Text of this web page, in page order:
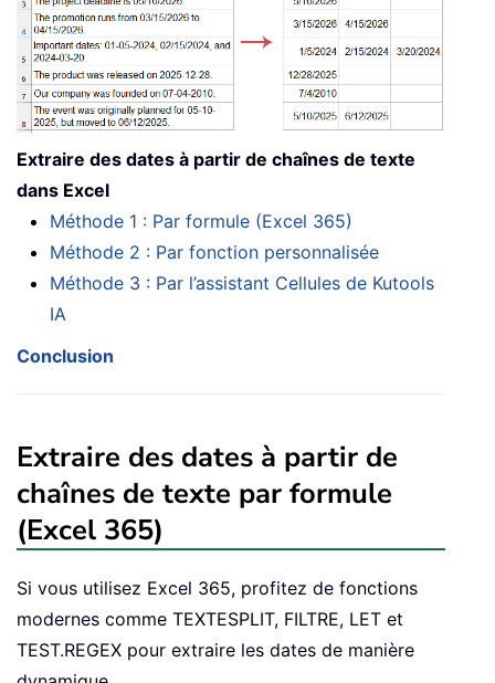
Extraire des dates à partir de chaînes de texte
dans Excel
Méthode 1 : Par formule (Excel 365)
Méthode 2 : Par fonction personnalisée
Méthode 3 : Par l’assistant Cellules de Kutools
IA
Conclusion
Extraire des dates à partir de
chaînes de texte par formule
(Excel 365)
Si vous utilisez Excel 365, profitez de fonctions
modernes comme TEXTESPLIT, FILTRE, LET et
TEST.REGEX pour extraire les dates de manière